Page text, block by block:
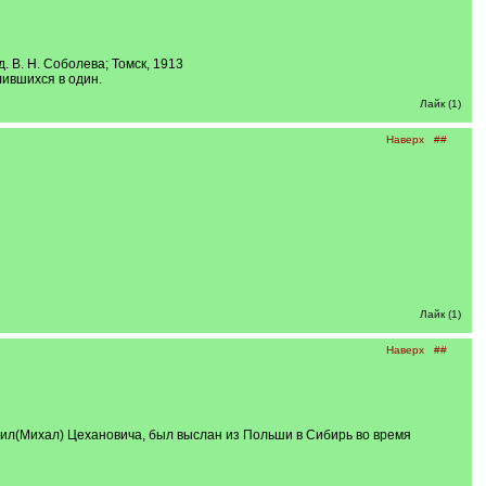
В. Н. Соболева; Томск, 1913
в один.
Лайк (1)
Наверх ##
Лайк (1)
Наверх ##
Цехановича, был выслан из Польши в Сибирь во время